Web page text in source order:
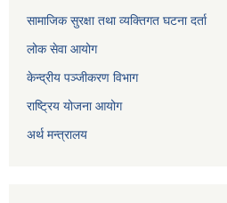
सामाजिक सुरक्षा तथा व्यक्तिगत घटना दर्ता
लोक सेवा आयोग
केन्द्रीय पञ्जीकरण विभाग
राष्ट्रिय योजना आयोग
अर्थ मन्त्रालय